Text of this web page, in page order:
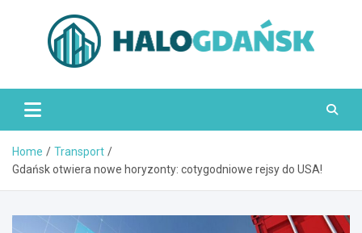
HaloGdańsk.pl
Home
Transport
Gdańsk otwiera nowe horyzonty: cotygodniowe rejsy do USA!